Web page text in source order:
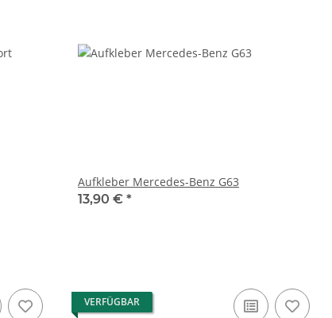
Aufkleber Mercedes-Benz G63
13,90 € *
VERFÜGBAR